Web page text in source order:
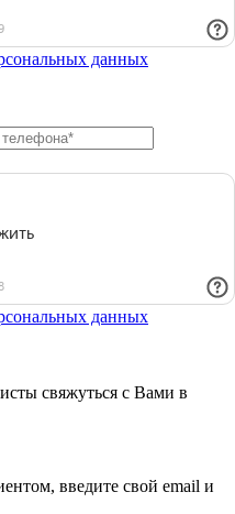
данных
данных
свяжуться с Вами в
введите свой email и